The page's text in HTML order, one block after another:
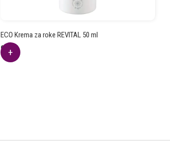
ECO Krema za roke REVITAL 50 ml
9.66
€